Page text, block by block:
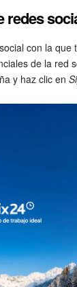
redes
con la
de la red
y haz clic en